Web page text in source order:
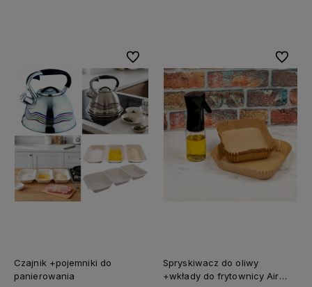
Czajnik +pojemniki do
panierowania
Do ulubionych
Spryskiwacz do oliwy
+wkłady do frytownicy Air
Do